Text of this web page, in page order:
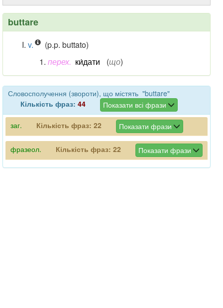
buttare
v.
(p.p. buttato)
перех. ки́дати (що)
Словосполучення (звороти), що містять "buttare"
Кількість фраз: 44 Показати всі фрази
заг. Кількість фраз: 22 Показати фрази
фразеол. Кількість фраз: 22 Показати фрази